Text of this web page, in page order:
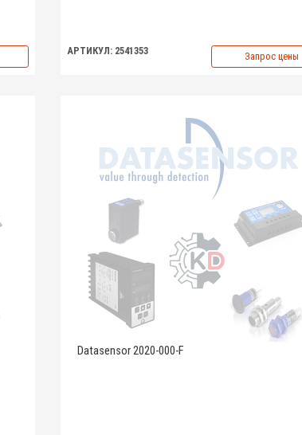
АРТИКУЛ: 2541353 Запрос цены
Datasensor 2020-000-F